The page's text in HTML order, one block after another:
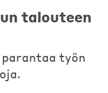
talouteen
parantaa työn